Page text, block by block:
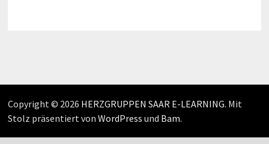
Copyright © 2026 HERZGRUPPEN SAAR E-LEARNING. Mit
Stolz präsentiert von WordPress und Bam.